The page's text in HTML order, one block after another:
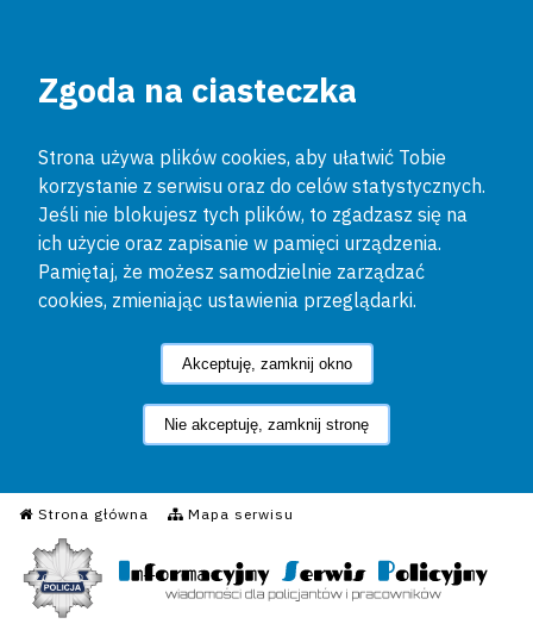
Zgoda na ciasteczka
Strona używa plików cookies, aby ułatwić Tobie
korzystanie z serwisu oraz do celów statystycznych.
Jeśli nie blokujesz tych plików, to zgadzasz się na
ich użycie oraz zapisanie w pamięci urządzenia.
Pamiętaj, że możesz samodzielnie zarządzać
cookies, zmieniając ustawienia przeglądarki.
Akceptuję, zamknij okno
Nie akceptuję, zamknij stronę
Strona główna Mapa serwisu
Informacyjny Serwis